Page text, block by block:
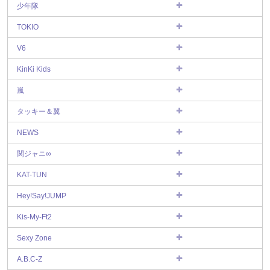
少年隊
TOKIO
V6
KinKi Kids
嵐
タッキー＆翼
NEWS
関ジャニ∞
KAT-TUN
Hey!Say!JUMP
Kis-My-Ft2
Sexy Zone
A.B.C-Z